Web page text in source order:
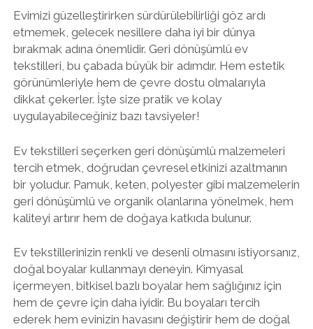
Evimizi güzelleştirirken sürdürülebilirliği göz ardı
etmemek, gelecek nesillere daha iyi bir dünya
bırakmak adına önemlidir. Geri dönüşümlü ev
tekstilleri, bu çabada büyük bir adımdır. Hem estetik
görünümleriyle hem de çevre dostu olmalarıyla
dikkat çekerler. İşte size pratik ve kolay
uygulayabileceğiniz bazı tavsiyeler!
Ev tekstilleri seçerken geri dönüşümlü malzemeleri
tercih etmek, doğrudan çevresel etkinizi azaltmanın
bir yoludur. Pamuk, keten, polyester gibi malzemelerin
geri dönüşümlü ve organik olanlarına yönelmek, hem
kaliteyi artırır hem de doğaya katkıda bulunur.
Ev tekstillerinizin renkli ve desenli olmasını istiyorsanız,
doğal boyalar kullanmayı deneyin. Kimyasal
içermeyen, bitkisel bazlı boyalar hem sağlığınız için
hem de çevre için daha iyidir. Bu boyaları tercih
ederek hem evinizin havasını değiştirir hem de doğal